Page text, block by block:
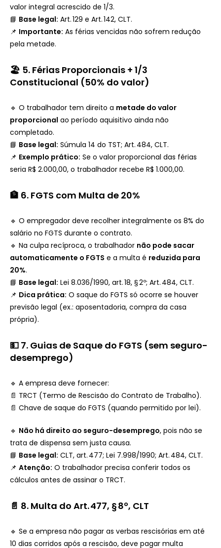
valor integral acrescido de 1/3.
📘 Base legal: Art. 129 e Art. 142, CLT.
📌 Importante: As férias vencidas não sofrem redução
pela metade.
🏖️ 5. Férias Proporcionais + 1/3
Constitucional (50% do valor)
🔹 O trabalhador tem direito a metade do valor
proporcional ao período aquisitivo ainda não
completado.
📘 Base legal: Súmula 14 do TST; Art. 484, CLT.
📌 Exemplo prático: Se o valor proporcional das férias
seria R$ 2.000,00, o trabalhador recebe R$ 1.000,00.
🏦 6. FGTS com Multa de 20%
🔹 O empregador deve recolher integralmente os 8% do
salário no FGTS durante o contrato.
🔹 Na culpa recíproca, o trabalhador não pode sacar
automaticamente o FGTS e a multa é reduzida para
20%.
📘 Base legal: Lei 8.036/1990, art. 18, § 2º; Art. 484, CLT.
📌 Dica prática: O saque do FGTS só ocorre se houver
previsão legal (ex.: aposentadoria, compra da casa
própria).
💵 7. Guias de Saque do FGTS (sem seguro-
desemprego)
🔹 A empresa deve fornecer:
📄 TRCT (Termo de Rescisão do Contrato de Trabalho).
📄 Chave de saque do FGTS (quando permitido por lei).
🔹 Não há direito ao seguro-desemprego, pois não se
trata de dispensa sem justa causa.
📘 Base legal: CLT, art. 477; Lei 7.998/1990; Art. 484, CLT.
📌 Atenção: O trabalhador precisa conferir todos os
cálculos antes de assinar o TRCT.
📄 8. Multa do Art. 477, § 8º, CLT
🔹 Se a empresa não pagar as verbas rescisórias em até
10 dias corridos após a rescisão, deve pagar multa